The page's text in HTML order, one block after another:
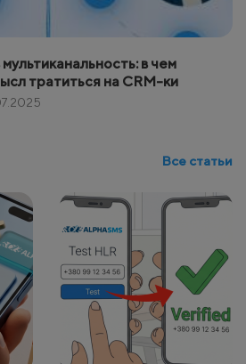
в чем
тратиться на CRM-ки
Все статьи